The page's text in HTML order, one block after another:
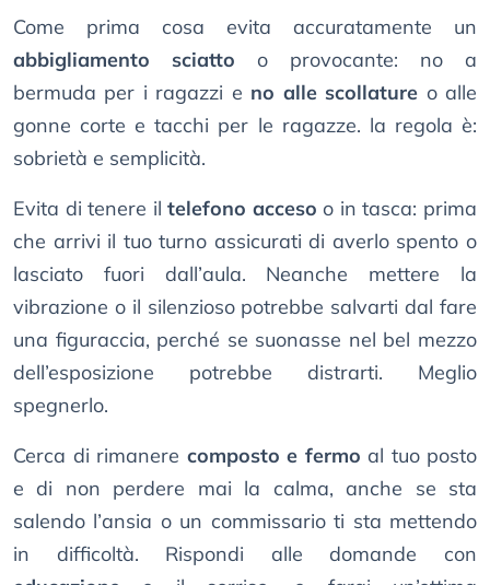
Come prima cosa evita accuratamente un
abbigliamento sciatto o provocante: no a
bermuda per i ragazzi e no alle scollature o alle
gonne corte e tacchi per le ragazze. la regola è:
sobrietà e semplicità.
Evita di tenere iltelefono acceso o in tasca: prima
che arrivi il tuo turno assicurati di averlo spento o
lasciato fuori dall’aula. Neanche mettere la
vibrazione o il silenzioso potrebbe salvarti dal fare
una figuraccia, perché se suonasse nel bel mezzo
dell’esposizione potrebbe distrarti. Meglio
spegnerlo.
Cerca di rimanere composto e fermo al tuo posto
e di non perdere mai la calma, anche se sta
salendo l’ansia o un commissario ti sta mettendo
in difficoltà. Rispondi alle domande con